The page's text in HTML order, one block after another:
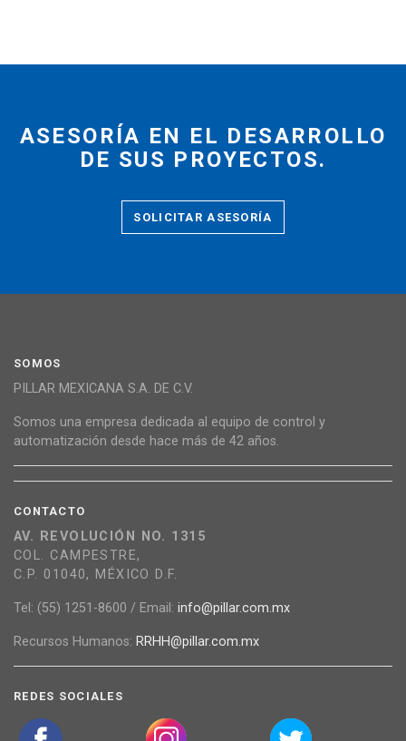
ASESORÍA EN EL DESARROLLO
DE SUS PROYECTOS.
SOLICITAR ASESORÍA
SOMOS
PILLAR MEXICANA S.A. DE C.V.
Somos una empresa dedicada al equipo de control y
automatización desde hace más de 42 años.
CONTACTO
AV. REVOLUCIÓN NO. 1315
COL. CAMPESTRE,
C.P. 01040, MÉXICO D.F.
Tel: (55) 1251-8600 / Email: info@pillar.com.mx
Recursos Humanos: RRHH@pillar.com.mx
REDES SOCIALES